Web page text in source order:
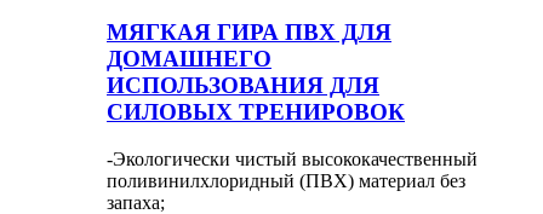
МЯГКАЯ ГИРА ПВХ ДЛЯ
ДОМАШНЕГО
ИСПОЛЬЗОВАНИЯ ДЛЯ
СИЛОВЫХ ТРЕНИРОВОК
-Экологически чистый высококачественный
поливинилхлоридный (ПВХ) материал без
запаха;